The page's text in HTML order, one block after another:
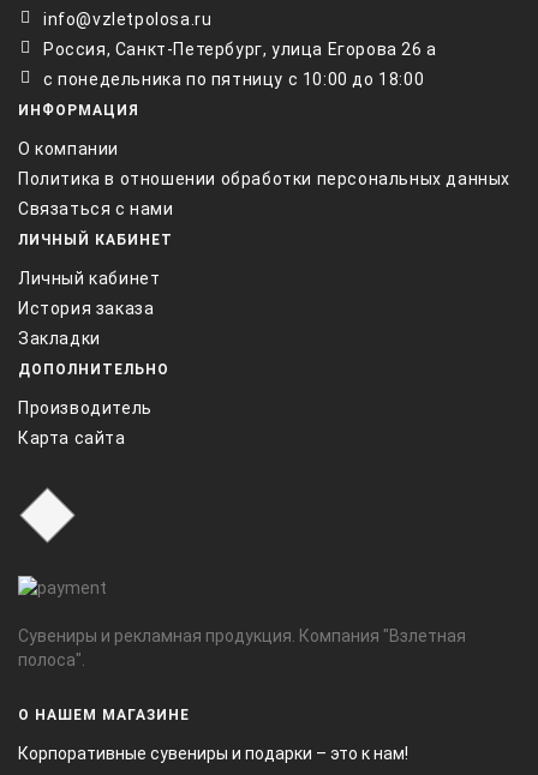
info@vzletpolosa.ru
Россия, Санкт-Петербург, улица Егорова 26 а
с понедельника по пятницу с 10:00 до 18:00
ИНФОРМАЦИЯ
О компании
Политика в отношении обработки персональных данных
Связаться с нами
ЛИЧНЫЙ КАБИНЕТ
Личный кабинет
История заказа
Закладки
ДОПОЛНИТЕЛЬНО
Производитель
Карта сайта
Сувениры и рекламная продукция. Компания "Взлетная
полоса".
О НАШЕМ МАГАЗИНЕ
Корпоративные сувениры и подарки – это к нам!